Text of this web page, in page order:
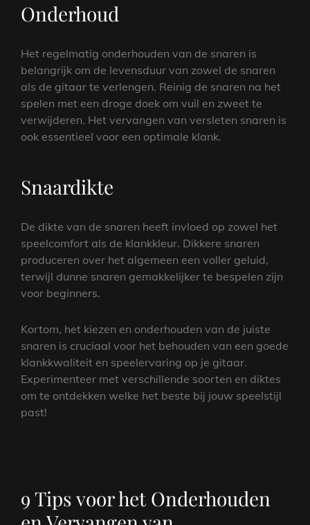
Onderhoud
Het regelmatig onderhouden van de snaren is
belangrijk om de levensduur van zowel de snaren
als de gitaar te verlengen. Reinig de snaren na het
spelen met een droge doek om vuil en zweet te
verwijderen. Het vervangen van versleten snaren is
ook essentieel voor een optimale klank.
Snaardikte
De dikte van de snaren heeft invloed op zowel het
speelcomfort als de klankkleur. Dikkere snaren
produceren over het algemeen een voller geluid,
terwijl dunne snaren gemakkelijker te bespelen zijn
voor beginners.
Kortom, het kiezen en onderhouden van de juiste
snaren is cruciaal voor het behouden van een goede
klankkwaliteit en speelervaring op je gitaar.
Experimenteer met verschillende soorten en diktes
om te ontdekken welke het beste bij jouw speelstijl
past!
9 Tips voor het Onderhouden